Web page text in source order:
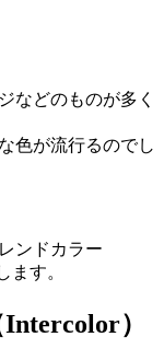
などのものが多く
色が流行るのでし
ンドカラー
ます。
）